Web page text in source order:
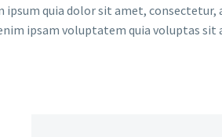
ipsum quia dolor sit amet,
ipsam voluptatem quia voluptas